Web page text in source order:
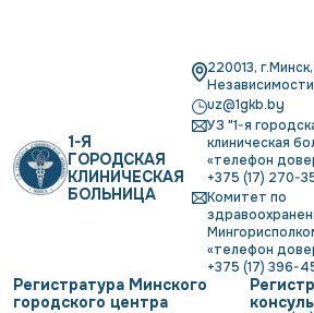
1-Я
ГОРОДСКАЯ
КЛИНИЧЕСКАЯ
БОЛЬНИЦА
220013,
uz@1gkb.by
УЗ "1-я
клиническая
«телефон
+375 (17) 270-
Комитет по
«телефон
+375 (17) 396-
Регистратура Минского
городского центра